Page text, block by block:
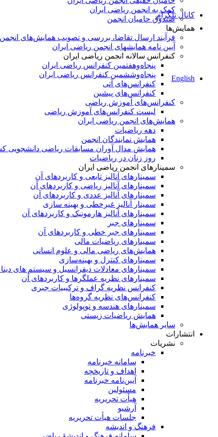
کانال تلگرام
English
کمک به انجمن ریاضی ایران
صندوق حامیان انجمن
همایش‌ها
فرآیند ارسال تقاضا، بررسی و تصویب همایش‌های انجمن
آیین نامه همایشهای انجمن ریاضی ایران
کنفرانس‌ سالانه انجمن ریاضی ایران
پنجاه‌و‌هفتمین کنفرانس ریاضی ایران
پنجاه‌و‌ششمین کنفرانس ریاضی ایران
کنفرانس‌های آتی
کنفرانس‎‌های پیشین
کنفرانس‌های آموزش ریاضی
لیست کنفرانس‌های آموزش ریاضی
همایش‌های انجمن ریاضی ایران
دهه ریاضیات
همایش نمایندگان انجمن
همایش مدال آوران مسابقات ریاضی دانشجویی
روز زنان در ریاضیات
سمینارهای انجمن ریاضی ایران
سمینارهای آنالیز تابعی و کاربردهای آن
سمینارهای آنالیز ریاضی و کاربردهای آن
سمینارهای آنالیز عددی و کاربردهای آن
سمینار آنالیز غیرخطی و بهینه سازی
سمینارهای آنالیز هارمونیک و کاربردهای آن
سمینار‌های جبر
سمینارهای جبر خطی و کاربردهای آن
سمینار‌های ریاضیات مالی
همایش‌های ریاضی مالی و علوم انسانی
سمینارهای کنترل و بهینه‌سازی
سمینارهای معادلات دیفرانسیل و سیستم های
سمینار‌های نظریه عملگرها و کاربردهای آن
کنفرانس نظریه گراف و ترکیبیات جبری
کنفرانس‌های نظریه گروه‌ها
سمینار‌های هندسه و توپولوژی
همایش ریاضیات زیستی
سایر همایش‌ها
انتشارات
نشریات
خبرنامه
سامانه خبرنامه
اهداف و تاریخچه
آیین‌نامه خبرنامه
مسئولین
هیأت تحریریه
آرشیو
جلسات هیأت تحریریه
فرهنگ و اندیشه